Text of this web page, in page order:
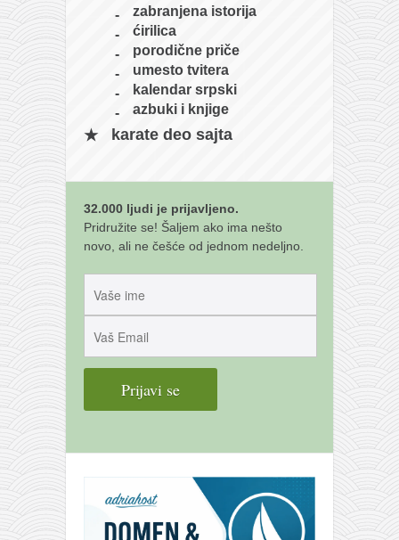
snimci nastupa
galerija kluba
članarina
kontakt
termini treninga
moja priča
moja priča
fotke
zabranjena istorija
ćirilica
porodične priče
umesto tvitera
kalendar srpski
azbuki i knjige
karate deo sajta
32.000 ljudi je prijavljeno.
Pridružite se! Šaljem ako ima nešto
novo, ali ne češće od jednom nedeljno.